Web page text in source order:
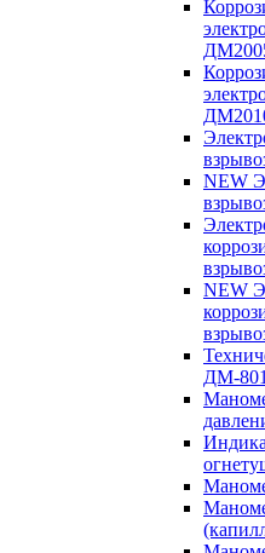
NEW
NEW
ДМ-